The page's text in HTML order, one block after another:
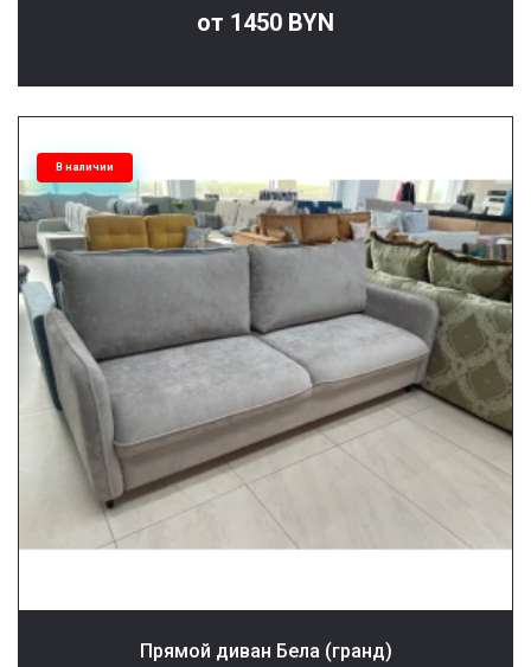
от 1450 BYN
В наличии
Прямой диван Бела (гранд)